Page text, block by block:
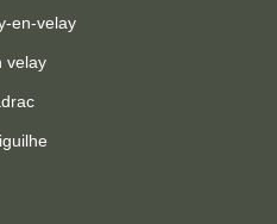
en-velay
velay